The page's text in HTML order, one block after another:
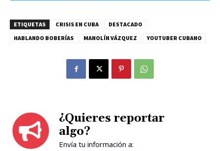
ETIQUETAS CRISIS EN CUBA
DESTACADO
HABLANDO BOBERÍAS
MANOLÍN VÁZQUEZ YOUTUBER CUBANO
¿Quieres reportar
algo?
Envía tu información a: